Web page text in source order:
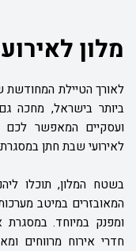
מלון
לאורך הטיילת המחודשת
ביותר בישראל, מחכה
ועסקיים המאפשר לכם
לאירועי שבת חתן במסגרת
בשטח המלון, תוכלו
המאובזרים במיטב